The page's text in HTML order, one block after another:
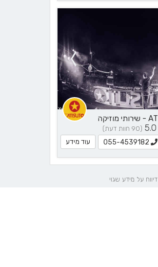
5.0 (90 חוות דעת)
055-4539182 עוד מידע
דיווח על מידע שגוי